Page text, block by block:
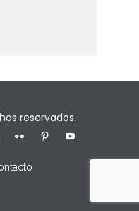
reservados.